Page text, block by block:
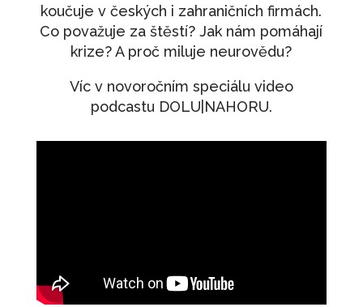
koučuje v českých i zahraničních firmách.
Co považuje za štěstí? Jak nám pomáhají
krize? A proč miluje neurovědu?
Víc v novoročním speciálu video
podcastu DOLU|NAHORU.
490Kč + PŘIDAT
V krizi je dobré mít vizi
Seberozvojový maraton - Jak si věřit a
získat respekt druhých
630Kč + PŘIDAT